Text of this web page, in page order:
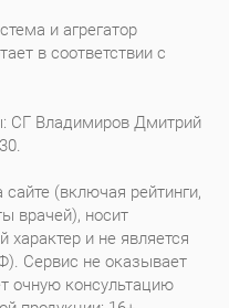
и агрегатор
в соответствии с
СГ Владимиров Дмитрий
(включая рейтинги,
врачей), носит
и не является
Сервис не оказывает
очную консультацию